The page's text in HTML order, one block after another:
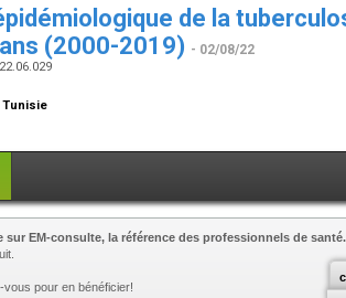
de la
(2000-2019) - 02/08/22
Tunisie
sur EM-consulte, la référence des professionnels de santé.
vous pour en bénéficier!